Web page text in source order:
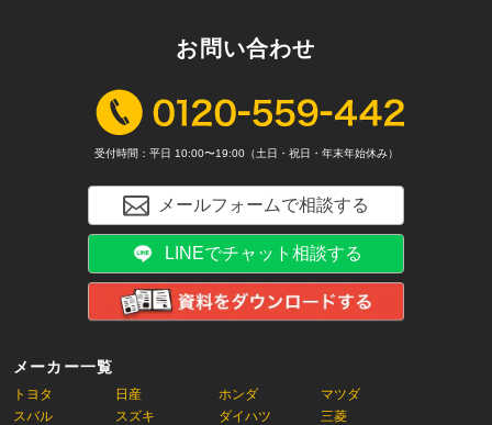
メーカー一覧
トヨタ 日産 ホンダ
マツダ
スバル
スズキ ダイハツ 三菱
お問い合わせ
受付時間：平日 10:00〜19:00（土日・祝日・年末年始休み）
メールフォームで相談する
LINEでチャット相談する